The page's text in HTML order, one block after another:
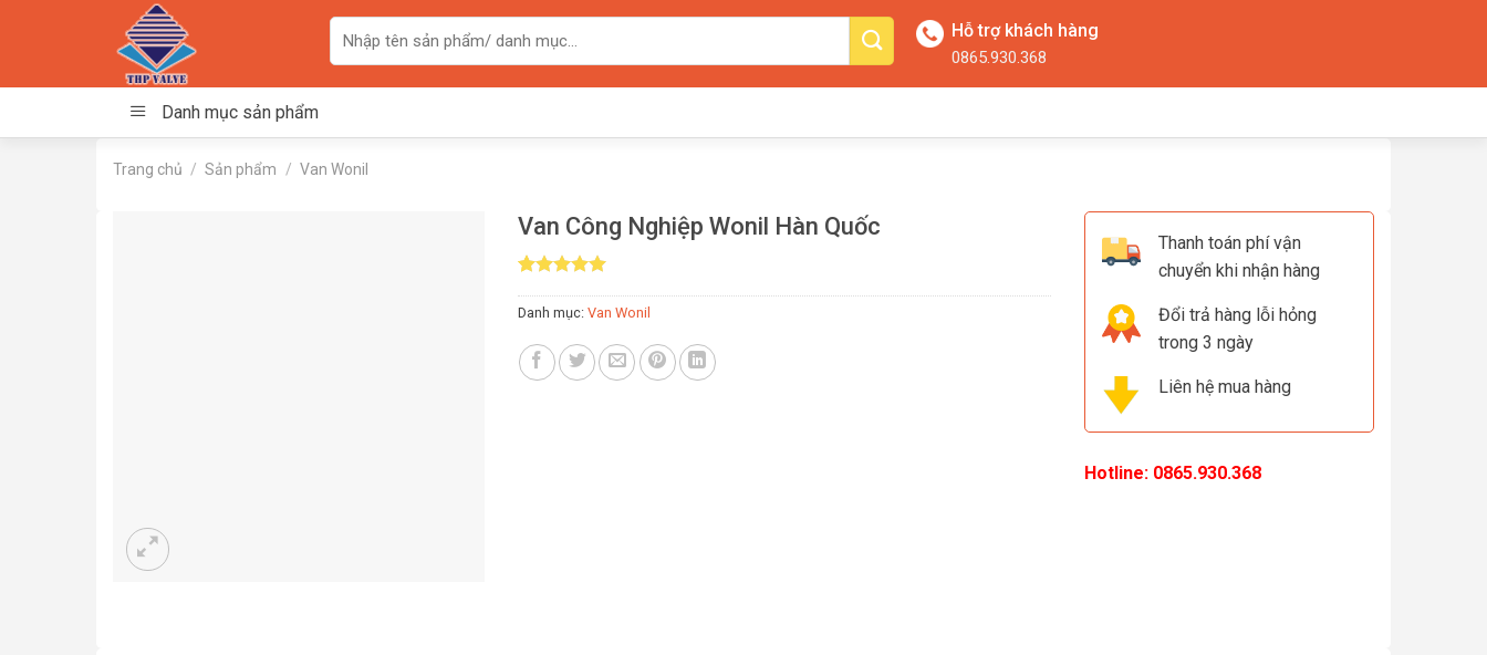
kiếm:
Hỗ trợ khách hàng
0865.930.368
Danh mục sản phẩm
Trang chủ / Sản phẩm / Van Wonil
Van Công Nghiệp Wonil Hàn Quốc
dựa trên
đánh giá
Danh mục: Van Wonil
Thanh toán phí vận
chuyển khi nhận hàng
Đổi trả hàng lỗi hỏng
trong 3 ngày
Liên hệ mua hàng
Hotline: 0865.930.368